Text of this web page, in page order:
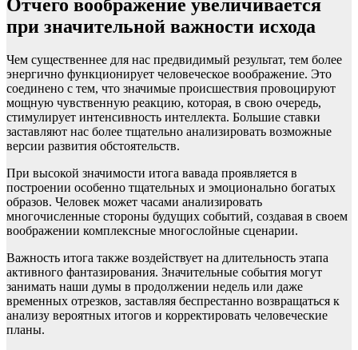
Отчего воображение увеличивается
при значительной важности исхода
Чем существеннее для нас предвидимый результат, тем более
энергично функционирует человеческое воображение. Это
соединено с тем, что значимые происшествия провоцируют
мощную чувственную реакцию, которая, в свою очередь,
стимулирует интенсивность интеллекта. Большие ставки
заставляют нас более тщательно анализировать возможные
версии развития обстоятельств.
При высокой значимости итога вавада проявляется в
построении особенно тщательных и эмоционально богатых
образов. Человек может часами анализировать
многочисленные стороны будущих событий, создавая в своем
воображении комплексные многослойные сценарии.
Важность итога также воздействует на длительность этапа
активного фантазирования. Значительные события могут
занимать наши думы в продолжении недель или даже
временных отрезков, заставляя беспрестанно возвращаться к
анализу вероятных итогов и корректировать человеческие
планы.